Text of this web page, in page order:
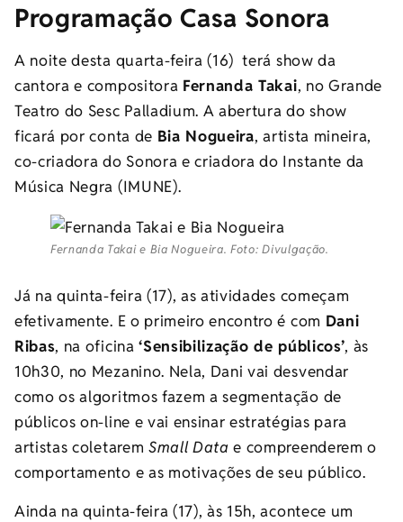
Programação Casa Sonora
A noite desta quarta-feira (16) terá show da
cantora e compositora Fernanda Takai, no Grande
Teatro do Sesc Palladium. A abertura do show
ficará por conta de Bia Nogueira, artista mineira,
co-criadora do Sonora e criadora do Instante da
Música Negra (IMUNE).
Fernanda Takai e Bia Nogueira. Foto: Divulgação.
Já na quinta-feira (17), as atividades começam
efetivamente. E o primeiro encontro é com Dani
Ribas, na oficina‘Sensibilização de públicos’, às
10h30, no Mezanino. Nela, Dani vai desvendar
como os algoritmos fazem a segmentação de
públicos on-line e vai ensinar estratégias para
artistas coletarem Small Data e compreenderem o
comportamento e as motivações de seu público.
Ainda na quinta-feira (17), às 15h, acontece um